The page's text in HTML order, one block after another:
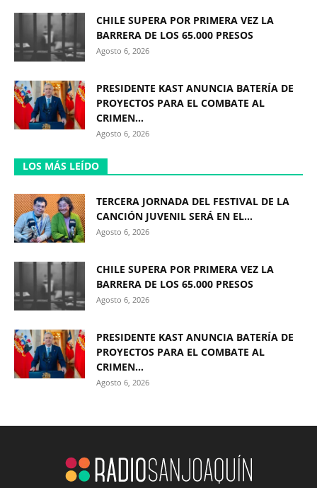
CHILE SUPERA POR PRIMERA VEZ LA
BARRERA DE LOS 65.000 PRESOS
Agosto 6, 2026
PRESIDENTE KAST ANUNCIA BATERÍA DE
PROYECTOS PARA EL COMBATE AL
CRIMEN...
Agosto 6, 2026
LOS MÁS LEÍDO
TERCERA JORNADA DEL FESTIVAL DE LA
CANCIÓN JUVENIL SERÁ EN EL...
Agosto 6, 2026
CHILE SUPERA POR PRIMERA VEZ LA
BARRERA DE LOS 65.000 PRESOS
Agosto 6, 2026
PRESIDENTE KAST ANUNCIA BATERÍA DE
PROYECTOS PARA EL COMBATE AL
CRIMEN...
Agosto 6, 2026